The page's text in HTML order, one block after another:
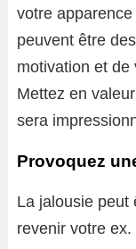
votre
peuvent être
motivation et de
Mettez en
sera
Provoquez
La jalousie peut
revenir votre